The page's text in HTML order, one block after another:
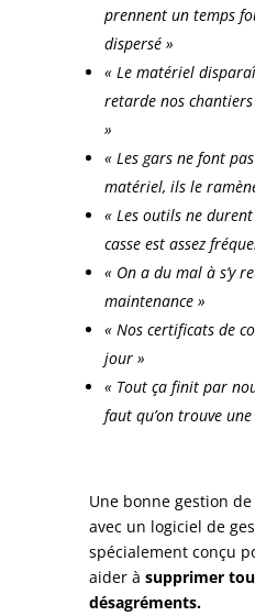
prennent un temps
dispersé »
« Le matériel
retarde nos
»
« Les gars ne font
matériel, ils le
« Les outils ne
casse est assez
« On a du mal à s’y
maintenance »
« Nos certificats de
jour »
« Tout ça finit par
faut qu’on trouve
Une bonne gestion
avec un logiciel de
spécialement conçu
aider à supprimer
désagréments.